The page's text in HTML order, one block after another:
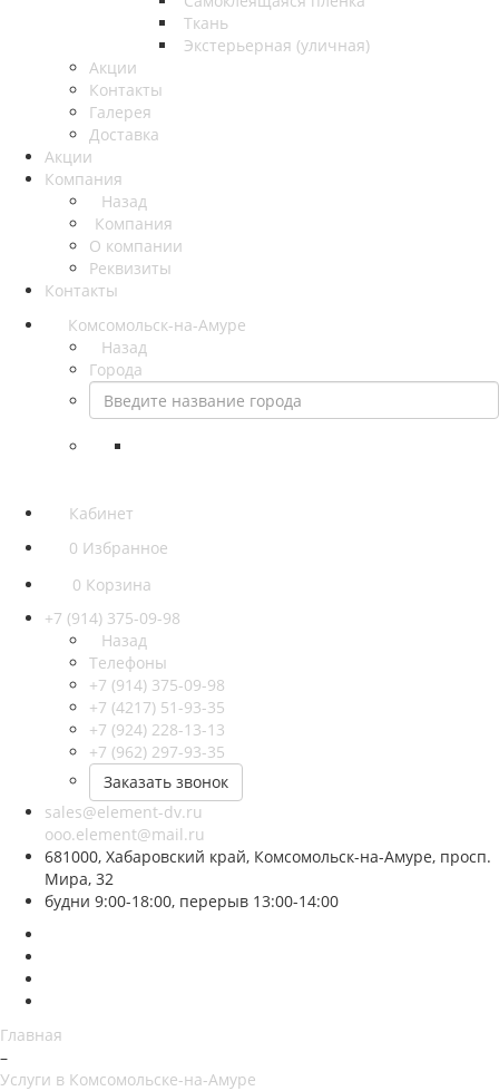
Ткань
Экстерьерная (уличная)
Акции
Контакты
Галерея
Доставка
Акции
Компания
Назад
Компания
О компании
Реквизиты
Контакты
Комсомольск-на-Амуре
Назад
Города
Кабинет
0 Избранное
0 Корзина
+7 (914) 375-09-98
Назад
Телефоны
+7 (914) 375-09-98
+7 (4217) 51-93-35
+7 (924) 228-13-13
+7 (962) 297-93-35
Заказать звонок
sales@element-dv.ru
ooo.element@mail.ru
681000, Хабаровский край, Комсомольск-на-Амуре, просп.
Мира, 32
будни 9:00-18:00, перерыв 13:00-14:00
Главная
–
Услуги в Комсомольске-на-Амуре